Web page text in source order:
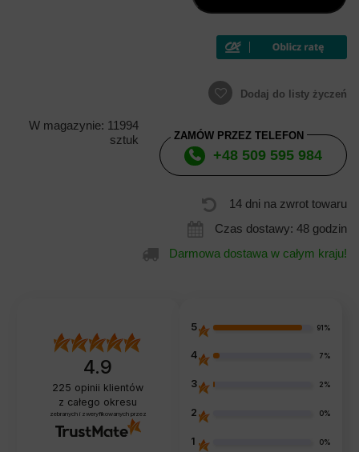
Dodaj do listy życzeń
ZAMÓW PRZEZ TELEFON
+48 509 595 984
W magazynie: 11994
sztuk
14 dni na zwrot towaru
Czas dostawy: 48 godzin
Darmowa dostawa w całym kraju!
4.9
225 opinii klientów
z całego okresu
zebranych i zweryfikowanych przez
5 91%
4 7%
3 2%
2 0%
1 0%